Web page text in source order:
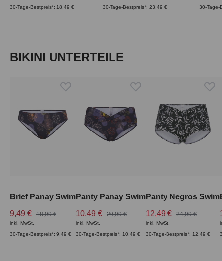
30-Tage-Bestpreis*: 18,49 €
30-Tage-Bestpreis*: 23,49 €
30-Tage-
Produktgalerie überspringen
BIKINI UNTERTEILE
Brief Panay Swim
9,49 €
18,99 €
inkl. MwSt.
30-Tage-Bestpreis*: 9,49 €
Panty Panay Swim
10,49 €
20,99 €
inkl. MwSt.
30-Tage-Bestpreis*: 10,49 €
Panty Negros Swim
12,49 €
24,99 €
inkl. MwSt.
30-Tage-Bestpreis*: 12,49 €